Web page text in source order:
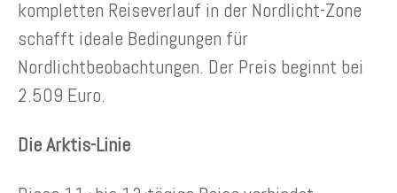
kompletten Reiseverlauf in der Nordlicht-Zone
schafft ideale Bedingungen für
Nordlichtbeobachtungen. Der Preis beginnt bei
2.509 Euro.
Die Arktis-Linie